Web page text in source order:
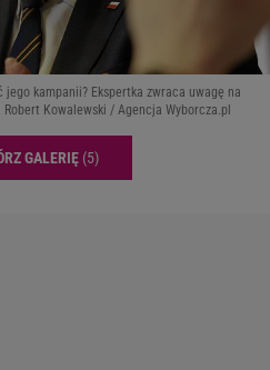
kampanii? Ekspertka zwraca uwagę na
Robert Kowalewski / Agencja Wyborcza.pl
GALERIĘ (5)